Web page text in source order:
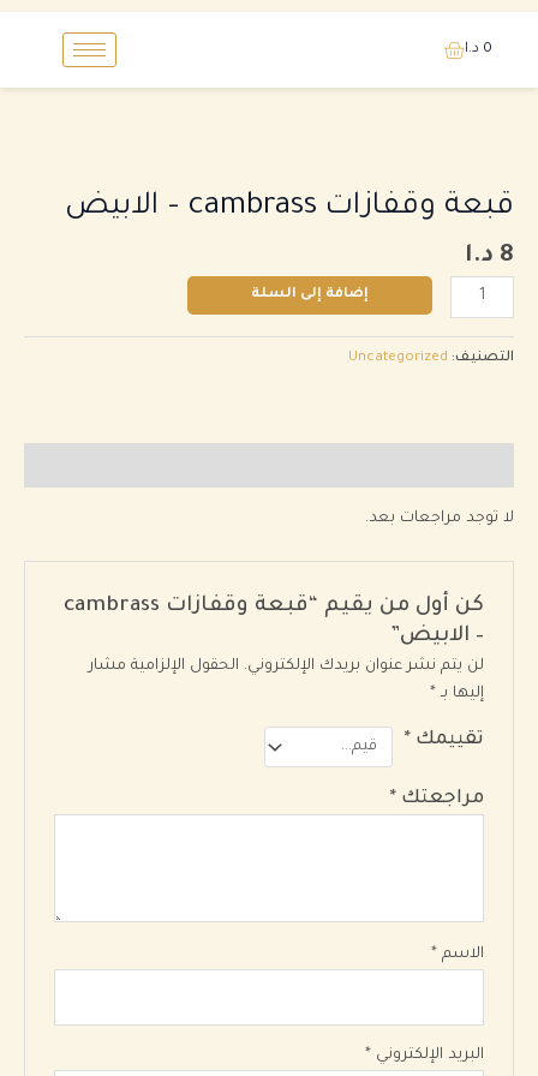
0 د.ا
قبعة وقفازات cambrass – الابيض
8 د.ا
وقفازات
cambrass
-
الابيض
إضافة إلى السلة
التصنيف: Uncategorized
لا توجد مراجعات بعد.
كن أول من يقيم “قبعة وقفازات cambrass
– الابيض”
لن يتم نشر عنوان بريدك الإلكتروني. الحقول الإلزامية مشار
إليها بـ *
تقييمك*
مراجعتك*
الاسم *
البريد الإلكتروني *